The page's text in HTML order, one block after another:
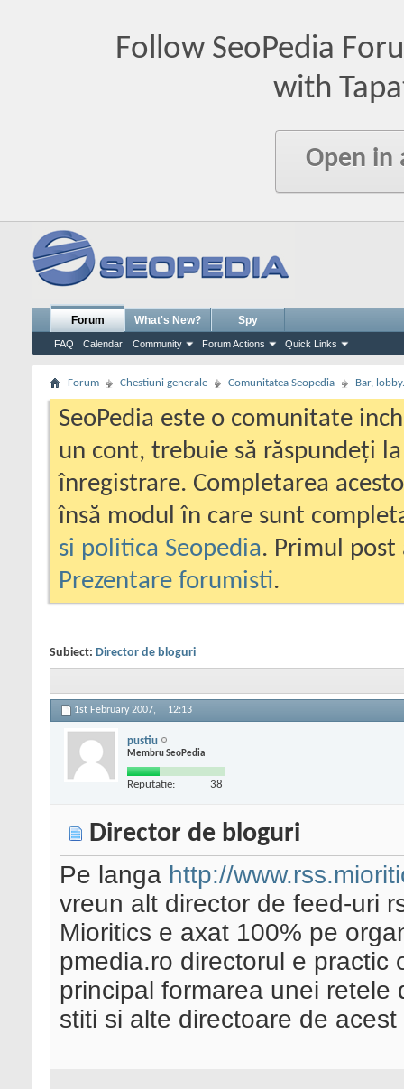
Follow SeoPedia
with
Open in
Forum
FAQ Calendar Community Forum Actions Quick Links
What's New? Spy
Forum Chestiuni generale Comunitatea Seopedia Bar,
SeoPedia este o comunitate
un cont, trebuie să răspundeți
înregistrare. Completarea
însă modul în care sunt
si politica Seopedia. Primul
Prezentare forumisti.
Subiect: Director de bloguri
1st February 2007, 12:13
pustiu
Membru SeoPedia
Reputatie: 38
Director de bloguri
Pe langa http://
vreun alt director de feed-uri
Mioritics e axat 100% pe
pmedia.ro directorul e practic
principal formarea unei
stiti si alte directoare de acest